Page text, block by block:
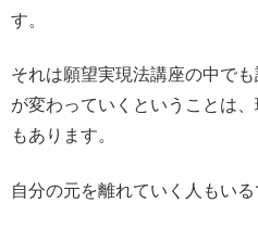
す。
それは願望実現法講座の中で
が変わっていくということは
もあります。
自分の元を離れていく人もいる